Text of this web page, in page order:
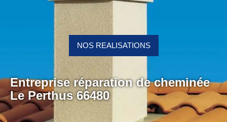
Entreprise réparation de cheminée
Le Perthus 66480
NOS REALISATIONS